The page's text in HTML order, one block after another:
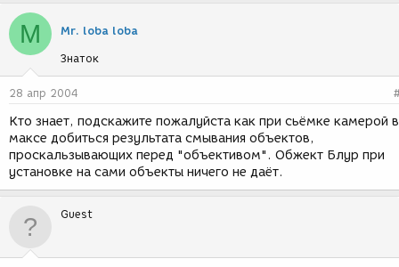
о
р
т
е
м
ы
с
д
и
я
M Mr. loba loba
Знаток
28 апр 2004
Кто знает, подскажите пожалуйста как при сьёмке камерой в
максе добиться результата смывания объектов,
проскальзывающих перед "объективом". Обжект Блур при
установке на сами объекты ничего не даёт.
Guest